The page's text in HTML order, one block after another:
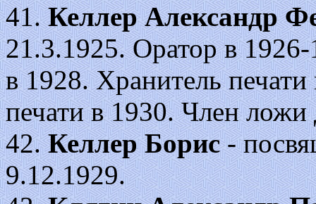
41.Келлер Александр
21.3.1925. Оратор в
в 1928. Хранитель
печати в 1930. Член
42.Келлер Борис-
9.12.1929.